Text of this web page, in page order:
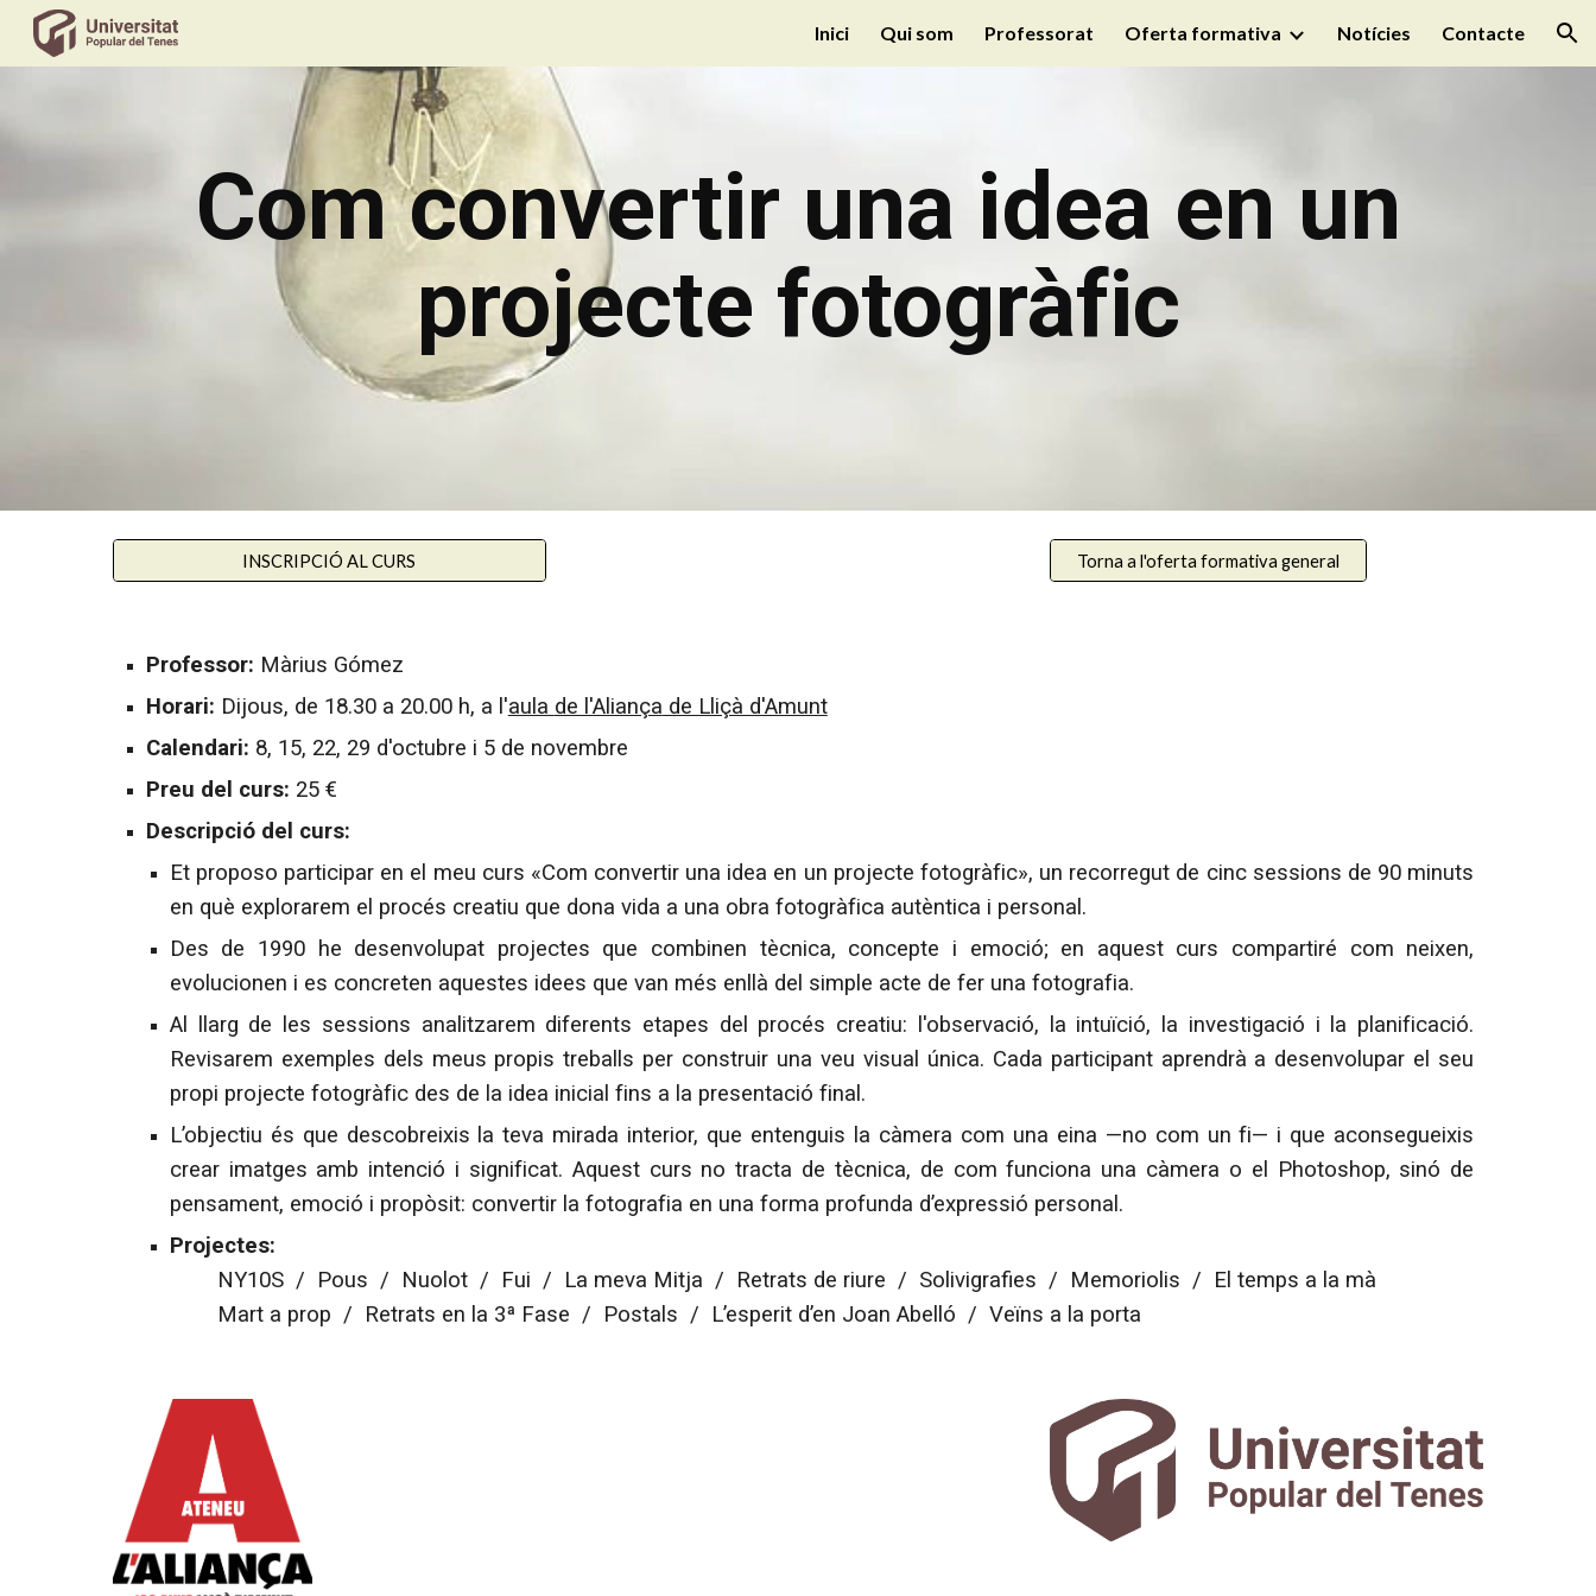
Skip to navigation
Inici Qui som Professorat Oferta formativa Notícies Contacte
Com convertir una idea en un
projecte fotogràfic
INSCRIPCIÓ AL CURS Torna a l'oferta formativa general
Professor: Màrius Gómez
Horari: Dijous, de 18.30 a 20.00 h, a l'aula de l'Aliança de Lliçà d'Amunt
Calendari: 8, 15, 22, 29 d'octubre i 5 de novembre
Preu del curs: 25 €
Descripció del curs:
Et proposo participar en el meu curs «Com convertir una idea en un projecte fotogràfic», un recorregut de cinc sessions de 90 minuts
en què explorarem el procés creatiu que dona vida a una obra fotogràfica autèntica i personal.
Des de 1990 he desenvolupat projectes que combinen tècnica, concepte i emoció; en aquest curs compartiré com neixen,
evolucionen i es concreten aquestes idees que van més enllà del simple acte de fer una fotografia.
Al llarg de les sessions analitzarem diferents etapes del procés creatiu: l'observació, la intuïció, la investigació i la planificació.
Revisarem exemples dels meus propis treballs per construir una veu visual única. Cada participant aprendrà a desenvolupar el seu
propi projecte fotogràfic des de la idea inicial fins a la presentació final.
L’objectiu és que descobreixis la teva mirada interior, que entenguis la càmera com una eina —no com un fi— i que aconsegueixis
crear imatges amb intenció i significat. Aquest curs no tracta de tècnica, de com funciona una càmera o el Photoshop, sinó de
pensament, emoció i propòsit: convertir la fotografia en una forma profunda d’expressió personal.
Projectes:
NY10S / Pous / Nuolot / Fui / La meva Mitja / Retrats de riure / Solivigrafies / Memoriolis / El temps a la mà
Mart a prop / Retrats en la 3ª Fase / Postals / L’esperit d’en Joan Abelló / Veïns a la porta